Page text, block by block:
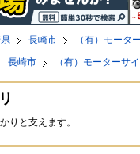
長崎市
（有）モータ
長崎市 （有）モーターサ
りと支えます。